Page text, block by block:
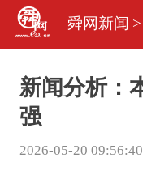
舜网新闻 >
新闻分析：
强
2026-05-20